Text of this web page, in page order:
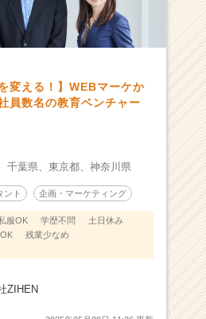
変える！】WEBマーケか
員数名の教育ベンチャー
千葉県、 東京都、 神奈川県
ント 企画・マーケティング
服OK 学歴不問
土日休み
残業少なめ
ZIHEN